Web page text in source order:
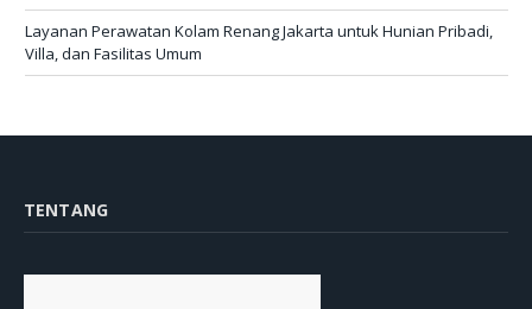
Layanan Perawatan Kolam Renang Jakarta untuk Hunian Pribadi,
Villa, dan Fasilitas Umum
TENTANG